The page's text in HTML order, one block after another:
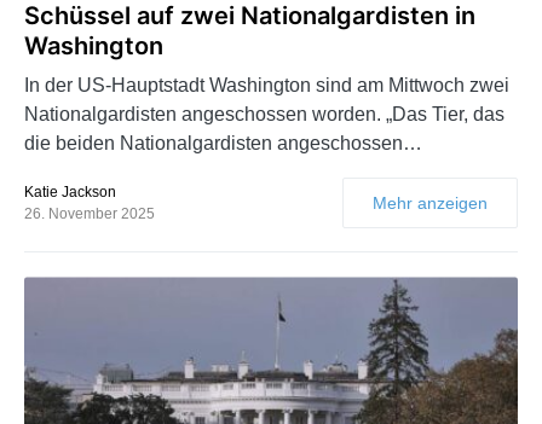
Schüssel auf zwei Nationalgardisten in
Washington
In der US-Hauptstadt Washington sind am Mittwoch zwei
Nationalgardisten angeschossen worden. „Das Tier, das
die beiden Nationalgardisten angeschossen…
Katie Jackson
26. November 2025
Mehr anzeigen